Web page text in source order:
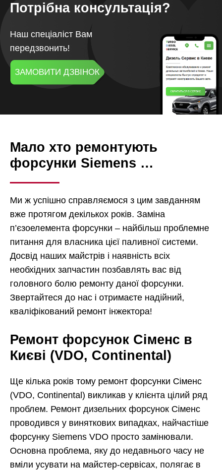
Потрібна консультація?
Наш спеціаліст Вам
передзвонить!
ЗАМОВИТИ ДЗВІНОК
Мало хто ремонтують
форсунки Siemens …
Ми ж успішно справляємося з цим завданням
вже протягом декількох років. Заміна
п’єзоелемента форсунки – найбільш проблемне
питання для власника цієї паливної системи.
Досвід наших майстрів і наявність всіх
необхідних запчастин позбавлять вас від
головного болю ремонту даної форсунки.
Звертайтеся до нас і отримаєте надійний,
кваліфікований ремонт інжектора!
Ремонт форсунок Сіменс в
Києві (VDO, Continental)
Ще кілька років тому ремонт форсунки Сіменс
(VDO, Continental) викликав у клієнта цілий ряд
проблем. Ремонт дизельних форсунок Сіменс
проводився у виняткових випадках, найчастіше
форсунку Siemens VDO просто замінювали.
Основна проблема, яку до недавнього часу не
вміли усувати на майстер-сервісах, полягає в